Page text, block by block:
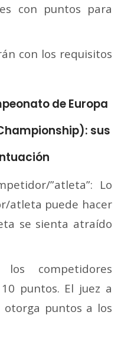
con puntos para
con los requisitos
de Europa
sus
”atleta”: Lo
atleta puede hacer
se sienta atraído
competidores
puntos. El juez a
otorga puntos a los